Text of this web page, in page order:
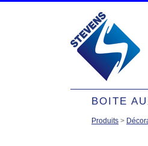
BOITE
Produits >